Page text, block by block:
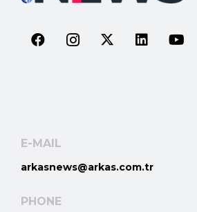
E-MAIL
arkasnews@arkas.com.tr
PHONE